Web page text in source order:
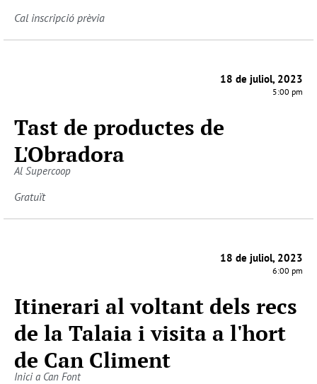
Cal inscripció prèvia
18 de juliol, 2023
5:00 pm
Tast de productes de
L'Obradora
Al Supercoop
Gratuït
18 de juliol, 2023
6:00 pm
Itinerari al voltant dels recs
de la Talaia i visita a l'hort
de Can Climent
Inici a Can Font